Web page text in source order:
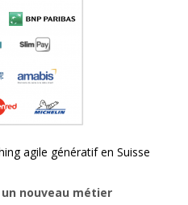
agile génératif en Suisse
un nouveau métier